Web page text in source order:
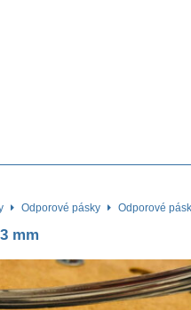
Odporové pásky Odporové
mm